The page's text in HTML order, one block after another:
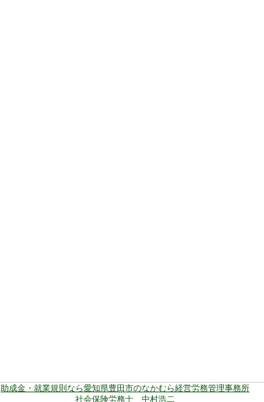
助成金・就業規則なら愛知県豊田市のなかむら経営労務管理事務所
社会保険労務士 中村浩二